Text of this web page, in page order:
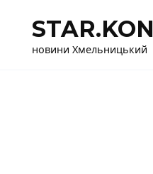
вмістуSTAR.KON
новини Хмельницький